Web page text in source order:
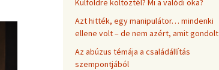
Külföldre költöztél? Mi a valódi oka?
Azt hitték, egy manipulátor… mindenki
ellene volt – de nem azért, amit gondolt
Az abúzus témája a családállítás
szempontjából